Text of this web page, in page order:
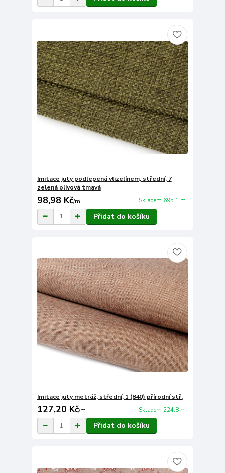
Imitace juty podlepená vlizelínem, střední, 7
zelená olivová tmavá
98,98 Kč/m Skladem 695.1 m
Přidat do košíku
Imitace juty metráž, střední, 1 (840) přírodní stř.
127,20 Kč/m Skladem 224.8 m
Přidat do košíku